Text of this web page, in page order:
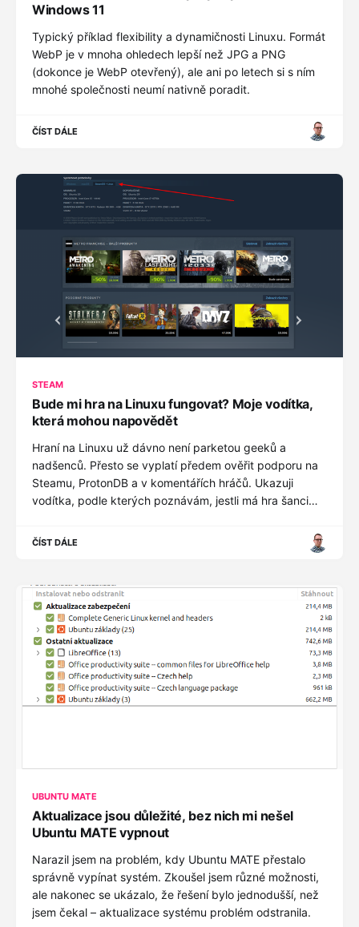
Windows 11
Typický příklad flexibility a dynamičnosti Linuxu. Formát
WebP je v mnoha ohledech lepší než JPG a PNG
(dokonce je WebP otevřený), ale ani po letech si s ním
mnohé společnosti neumí nativně poradit.
ČÍST DÁLE
STEAM
Bude mi hra na Linuxu fungovat? Moje vodítka,
která mohou napovědět
Hraní na Linuxu už dávno není parketou geeků a
nadšenců. Přesto se vyplatí předem ověřit podporu na
Steamu, ProtonDB a v komentářích hráčů. Ukazuji
vodítka, podle kterých poznávám, jestli má hra šanci
ČÍST DÁLE
UBUNTU MATE
Aktualizace jsou důležité, bez nich mi nešel
Ubuntu MATE vypnout
Narazil jsem na problém, kdy Ubuntu MATE přestalo
správně vypínat systém. Zkoušel jsem různé možnosti,
ale nakonec se ukázalo, že řešení bylo jednodušší, než
jsem čekal – aktualizace systému problém odstranila.